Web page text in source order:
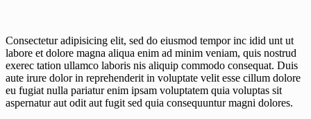
Consectetur adipisicing elit, sed do eiusmod tempor inc idid unt ut
labore et dolore magna aliqua enim ad minim veniam, quis nostrud
exerec tation ullamco laboris nis aliquip commodo consequat. Duis
aute irure dolor in reprehenderit in voluptate velit esse cillum dolore
eu fugiat nulla pariatur enim ipsam voluptatem quia voluptas sit
aspernatur aut odit aut fugit sed quia consequuntur magni dolores.